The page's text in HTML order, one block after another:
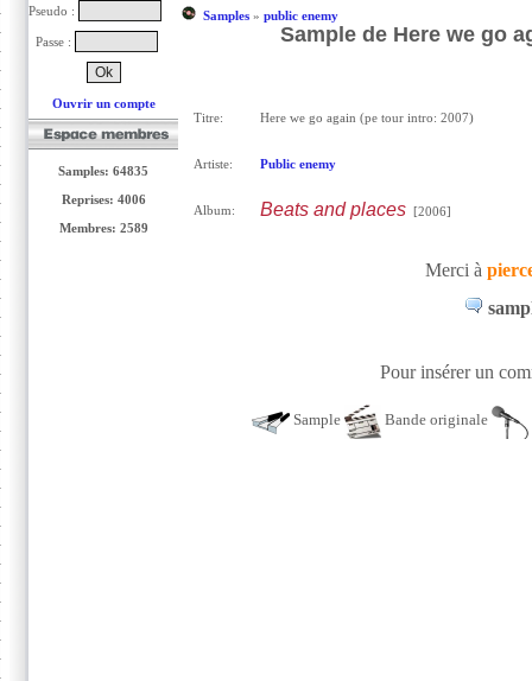
Pseudo :
Passe :
Ouvrir un compte
Samples: 64835
Reprises: 4006
Membres: 2589
Samples» public enemy
Sample de Here we go
Titre: Here we go again (pe tour intro: 2007)
Artiste: Public enemy
Album: Beats and places[2006]
Merci à
Pour insérer un
Sample Bande originale